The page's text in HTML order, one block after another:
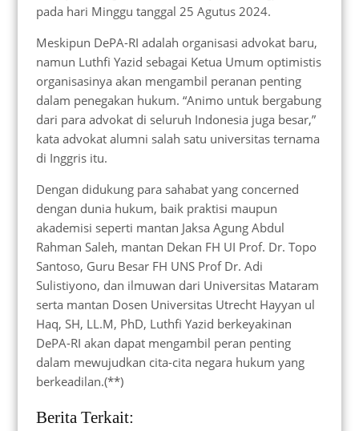
pada hari Minggu tanggal 25 Agutus 2024.
Meskipun DePA-RI adalah organisasi advokat baru,
namun Luthfi Yazid sebagai Ketua Umum optimistis
organisasinya akan mengambil peranan penting
dalam penegakan hukum. “Animo untuk bergabung
dari para advokat di seluruh Indonesia juga besar,”
kata advokat alumni salah satu universitas ternama
di Inggris itu.
Dengan didukung para sahabat yang concerned
dengan dunia hukum, baik praktisi maupun
akademisi seperti mantan Jaksa Agung Abdul
Rahman Saleh, mantan Dekan FH UI Prof. Dr. Topo
Santoso, Guru Besar FH UNS Prof Dr. Adi
Sulistiyono, dan ilmuwan dari Universitas Mataram
serta mantan Dosen Universitas Utrecht Hayyan ul
Haq, SH, LL.M, PhD, Luthfi Yazid berkeyakinan
DePA-RI akan dapat mengambil peran penting
dalam mewujudkan cita-cita negara hukum yang
berkeadilan.(**)
Berita Terkait: